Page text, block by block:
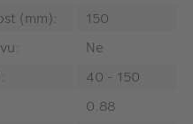
(mm):
150
Ne
40 - 150
0.88